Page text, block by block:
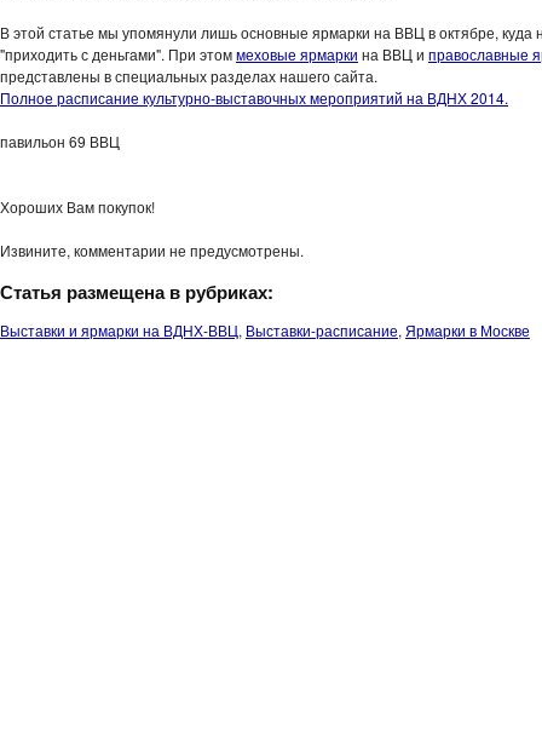
В этой статье мы упомянули лишь основные ярмарки на ВВЦ в октябре, куда
"приходить с деньгами". При этоммеховые ярмарки на ВВЦ и православные
представлены в специальных разделах нашего сайта.
Полное расписание культурно-выставочных мероприятий на ВДНХ 2014.
павильон 69 ВВЦ
Хороших Вам покупок!
Извините, комментарии не предусмотрены.
Статья размещена в рубриках:
Выставки и ярмарки на ВДНХ-ВВЦ, Выставки-расписание, Ярмарки в Москве